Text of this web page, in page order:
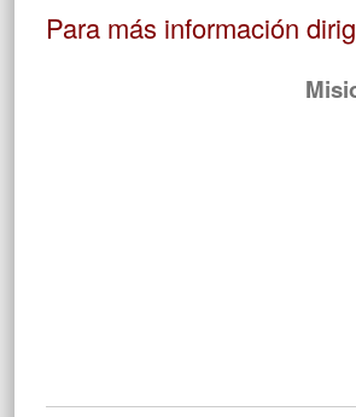
Para más información